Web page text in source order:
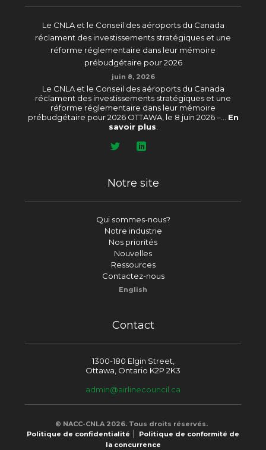
Le CNLA et le Conseil des aéroports du Canada
réclament des investissements stratégiques et une
réforme réglementaire dans leur mémoire
prébudgétaire pour 2026
juin 8, 2026
Le CNLA et le Conseil des aéroports du Canada
réclament des investissements stratégiques et une
réforme réglementaire dans leur mémoire
prébudgétaire pour 2026 OTTAWA, le 8 juin 2026 –... En
savoir plus
Notre site
Qui sommes-nous?
Notre industrie
Nos priorités
Nouvelles
Ressources
Contactez-nous
English
Contact
1300-180 Elgin Street,
Ottawa, Ontario K2P 2K3
admin@airlinecouncil.ca
© NACC-CNLA 2026. Tous droits réservés.
Politique de confidentialité
Politique de conformité de
la concurrence